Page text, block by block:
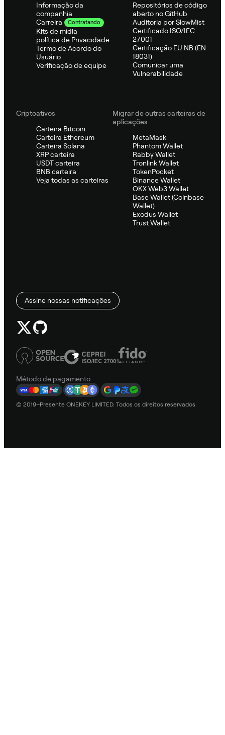
Informação da
companhia
Carreira
Contratando
Kits de mídia
política de Privacidade
Termo de Acordo do
Usuário
Verificação de equipe
Repositórios de código
aberto no GitHub
Auditoria por SlowMist
Certificado ISO/IEC
27001
Certificação EU NB (EN
18031)
Comunicar uma
Vulnerabilidade
Criptoativos
Carteira Bitcoin
Carteira Ethereum
Carteira Solana
XRP carteira
USDT carteira
BNB carteira
Veja todas as carteiras
Migrar de outras carteiras de
aplicações
MetaMask
Phantom Wallet
Rabby Wallet
Tronlink Wallet
TokenPocket
Binance Wallet
OKX Web3 Wallet
Base Wallet (Coinbase
Wallet)
Exodus Wallet
Trust Wallet
Assine nossas notificações
Método de pagamento
© 2019–Presente ONEKEY LIMITED. Todos os direitos reservados.